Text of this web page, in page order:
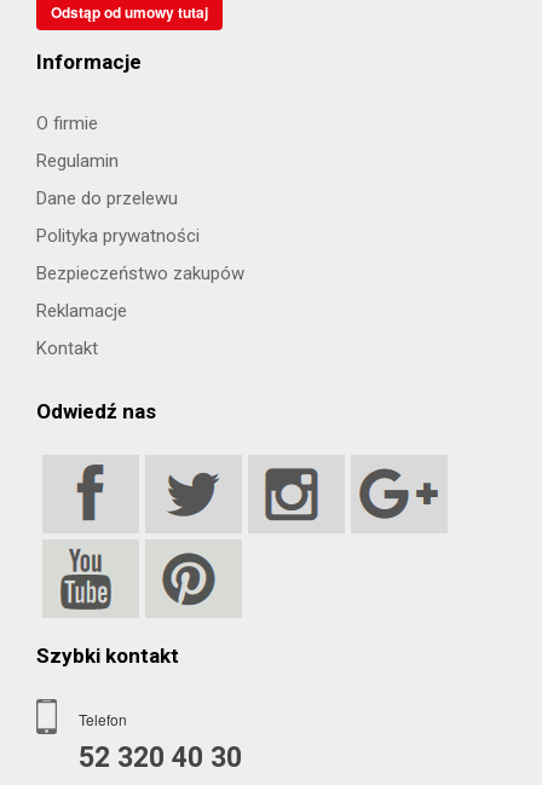
Odstąp od umowy tutaj
Informacje
O firmie
Regulamin
Dane do przelewu
Polityka prywatności
Bezpieczeństwo zakupów
Reklamacje
Kontakt
Odwiedź nas
Szybki kontakt
Telefon
52 320 40 30